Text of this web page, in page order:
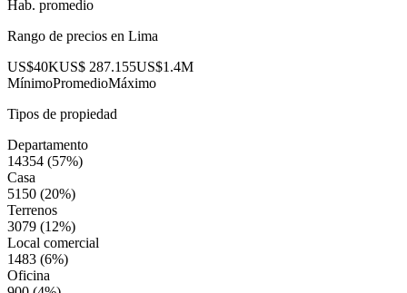
Hab. promedio
Rango de precios en Lima
US$40KUS$ 287.155US$1.4M
MínimoPromedioMáximo
Tipos de propiedad
Departamento
14354 (57%)
Casa
5150 (20%)
Terrenos
3079 (12%)
Local comercial
1483 (6%)
Oficina